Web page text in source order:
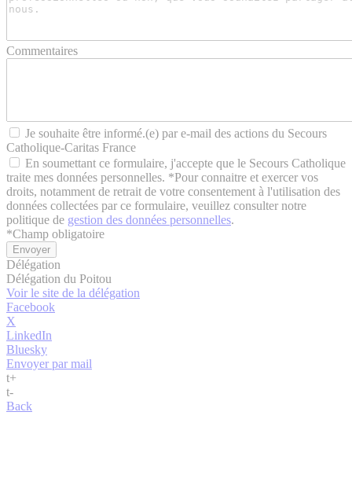
Commentaires
Je souhaite être informé.(e) par e-mail des actions du Secours
Catholique-Caritas France
En soumettant ce formulaire, j'accepte que le Secours Catholique
traite mes données personnelles. *Pour connaitre et exercer vos
droits, notamment de retrait de votre consentement à l'utilisation des
données collectées par ce formulaire, veuillez consulter notre
politique de gestion des données personnelles.
*Champ obligatoire
Délégation
Délégation du Poitou
Voir le site de la délégation
Facebook
X
LinkedIn
Bluesky
Envoyer par mail
t+
t-
Back